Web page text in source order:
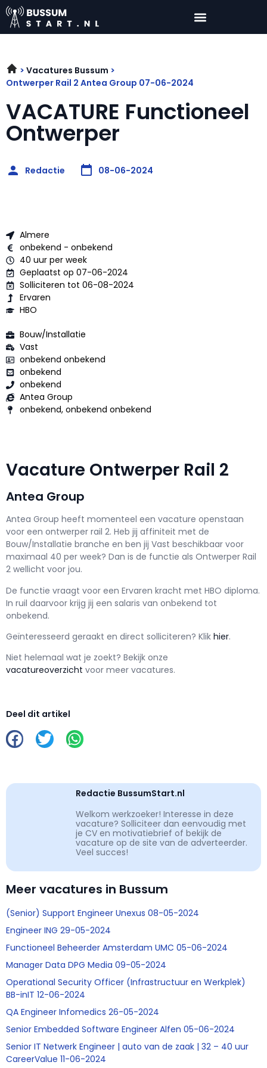
Vacatures Bussum
Ontwerper Rail 2 Antea Group 07-06-2024
VACATURE Functioneel
Ontwerper
Redactie 08-06-2024
Almere
onbekend - onbekend
40 uur per week
Geplaatst op 07-06-2024
Solliciteren tot 06-08-2024
Ervaren
HBO
Bouw/Installatie
Vast
onbekend onbekend
onbekend
onbekend
Antea Group
onbekend, onbekend onbekend
Vacature Ontwerper Rail 2
Antea Group
Antea Group heeft momenteel een vacature openstaan
voor een ontwerper rail 2. Heb jij affiniteit met de
Bouw/Installatie branche en ben jij Vast beschikbaar voor
maximaal 40 per week? Dan is de functie als Ontwerper Rail
2 wellicht voor jou.
De functie vraagt voor een Ervaren kracht met HBO diploma.
In ruil daarvoor krijg jij een salaris van onbekend tot
onbekend.
Geïnteresseerd geraakt en direct solliciteren? Klik hier.
Niet helemaal wat je zoekt? Bekijk onze
vacatureoverzicht voor meer vacatures.
Deel dit artikel
Redactie BussumStart.nl
Welkom werkzoeker! Interesse in deze
vacature? Solliciteer dan eenvoudig met
je CV en motivatiebrief of bekijk de
vacature op de site van de adverteerder.
Veel succes!
Meer vacatures in Bussum
(Senior) Support Engineer Unexus 08-05-2024
Engineer ING 29-05-2024
Functioneel Beheerder Amsterdam UMC 05-06-2024
Manager Data DPG Media 09-05-2024
Operational Security Officer (Infrastructuur en Werkplek)
BB-inIT 12-06-2024
QA Engineer Infomedics 26-05-2024
Senior Embedded Software Engineer Alfen 05-06-2024
Senior IT Netwerk Engineer | auto van de zaak | 32 – 40 uur
CareerValue 11-06-2024